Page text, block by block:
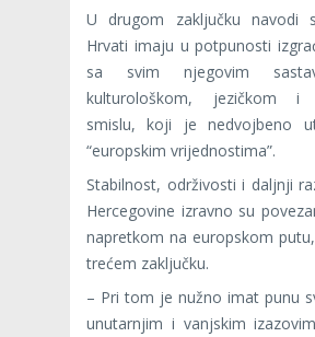
U drugom zaključku navodi
Hrvati imaju u potpunosti
sa svim njegovim
kulturološkom, jezičkom i
smislu, koji je nedvojbeno
“europskim vrijednostima”.
Stabilnost, održivosti i daljnji
Hercegovine izravno su
napretkom na europskom
trećem zaključku.
– Pri tom je nužno imat punu
unutarnjim i vanjskim